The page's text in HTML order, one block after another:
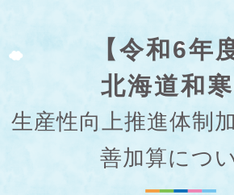
【令和6年
北海道和
生産性向上推進体制
善加算につ